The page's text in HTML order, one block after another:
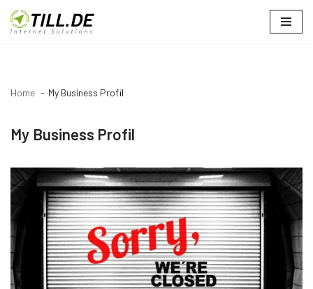
Zum
Home My Business Profil
My Business Profil